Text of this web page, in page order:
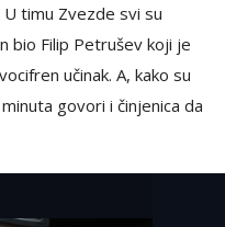
timu Zvezde svi su
bio Filip Petrušev koji je
učinak. A, kako su
govori i činjenica da